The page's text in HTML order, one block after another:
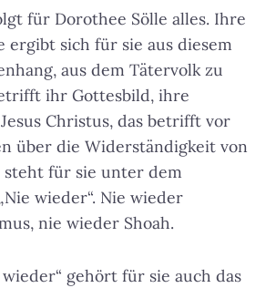
für Dorothee Sölle alles. Ihre
ergibt sich für sie aus diesem
aus dem Tätervolk zu
ihr Gottesbild, ihre
Christus, das betrifft vor
über die Widerständigkeit von
steht für sie unter dem
wieder“. Nie wieder
nie wieder Shoah.
gehört für sie auch das